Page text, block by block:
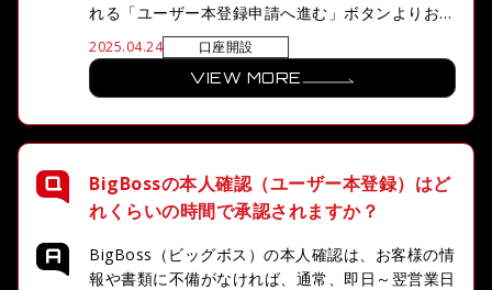
れる「ユーザー本登録申請へ進む」ボタンよりお手
続き頂けます。申請フォームに必要な個人情報を入
力の上、書類のアップロードページより本人確認書
類と住所証明書類の画像をアップロードしてくださ
2025.04.24
口座開設
VIEW MORE
BigBossの本人確認（ユーザー本登録）はど
れくらいの時間で承認されますか？
BigBoss（ビッグボス）の本人確認は、お客様の情
報や書類に不備がなければ、通常、即日～翌営業日